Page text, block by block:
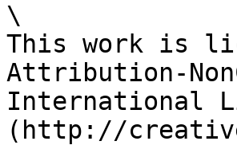
\
This work is
Attribution-
International
(http://